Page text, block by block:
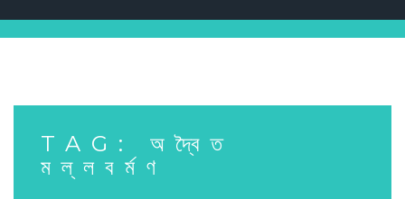
TAG: অদ্বৈত
মল্লবর্মণ